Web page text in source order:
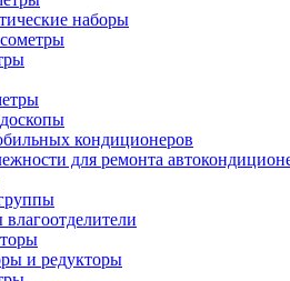
наборы
кондиционеров
для ремонта
и редукторы